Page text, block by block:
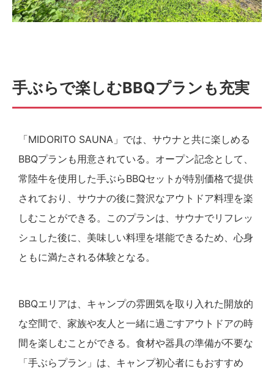
手ぶらで楽しむBBQプランも充実
「MIDORITO SAUNA」では、サウナと共に楽しめる
BBQプランも用意されている。オープン記念として、
常陸牛を使用した手ぶらBBQセットが特別価格で提供
されており、サウナの後に贅沢なアウトドア料理を楽
しむことができる。このプランは、サウナでリフレッ
シュした後に、美味しい料理を堪能できるため、心身
ともに満たされる体験となる。
BBQエリアは、キャンプの雰囲気を取り入れた開放的
な空間で、家族や友人と一緒に過ごすアウトドアの時
間を楽しむことができる。食材や器具の準備が不要な
「手ぶらプラン」は、キャンプ初心者にもおすすめ